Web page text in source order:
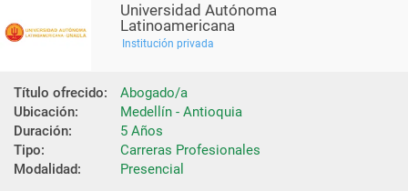
Universidad Autónoma
Latinoamericana
Institución privada
Título ofrecido:
Abogado/a
Ubicación:
Medellín - Antioquia
Duración:
5 Años
Tipo:
Carreras Profesionales
Modalidad:
Presencial